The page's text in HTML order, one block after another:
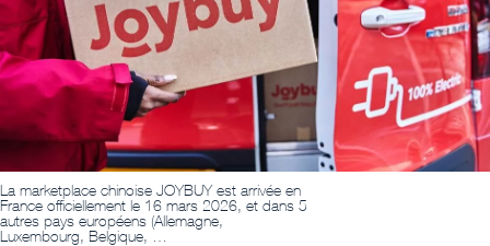
La marketplace chinoise JOYBUY est arrivée en
France officiellement le 16 mars 2026, et dans 5
autres pays européens (Allemagne,
Luxembourg, Belgique, …